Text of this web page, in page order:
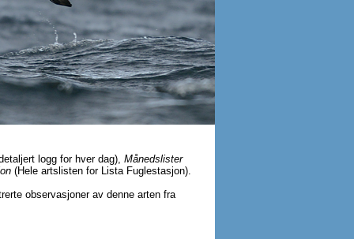
logg for hver dag), Månedslister
(Hele artslisten for Lista Fuglestasjon).
observasjoner av denne arten fra